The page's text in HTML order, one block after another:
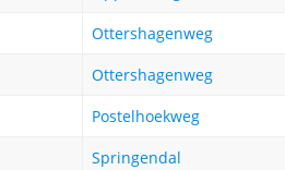
Ottershagenweg
Ottershagenweg
Postelhoekweg
Springendal